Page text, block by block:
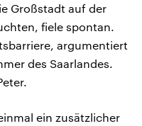
Großstadt auf der
fiele spontan.
argumentiert
des Saarlandes.
ein zusätzlicher